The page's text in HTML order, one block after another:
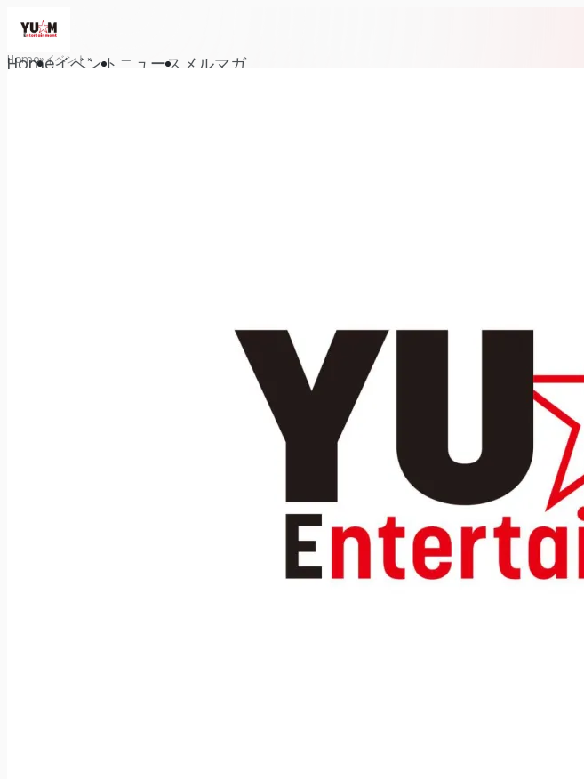
Homeイベント ニュース メルマガ
Home イベント